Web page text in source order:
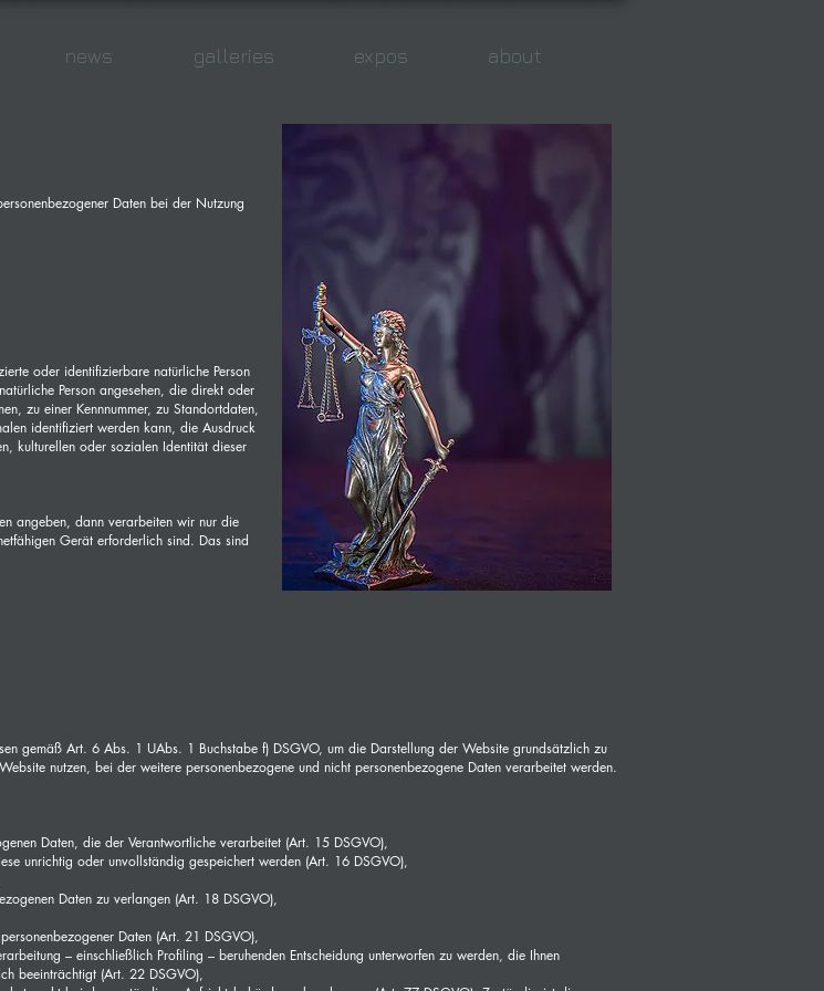
news galleries expos about
Daten bei der Nutzung
oder identifizierbare natürliche Person
Person angesehen, die direkt oder
zu einer Kennnummer, zu Standortdaten,
identifiziert werden kann, die Ausdruck
kulturellen oder sozialen Identität dieser
angeben, dann verarbeiten wir nur die
Gerät erforderlich sind. Das sind
gemäß Art. 6 Abs. 1 UAbs. 1 Buchstabe f) DSGVO, um die Darstellung der Website grundsätzlich zu
nutzen, bei der weitere personenbezogene und nicht personenbezogene Daten verarbeitet werden.
Daten, die der Verantwortliche verarbeitet (Art. 15 DSGVO),
unrichtig oder unvollständig gespeichert werden (Art. 16 DSGVO),
Daten zu verlangen (Art. 18 DSGVO),
Daten (Art. 21 DSGVO),
– einschließlich Profiling – beruhenden Entscheidung unterworfen zu werden, die Ihnen
beeinträchtigt (Art. 22 DSGVO),